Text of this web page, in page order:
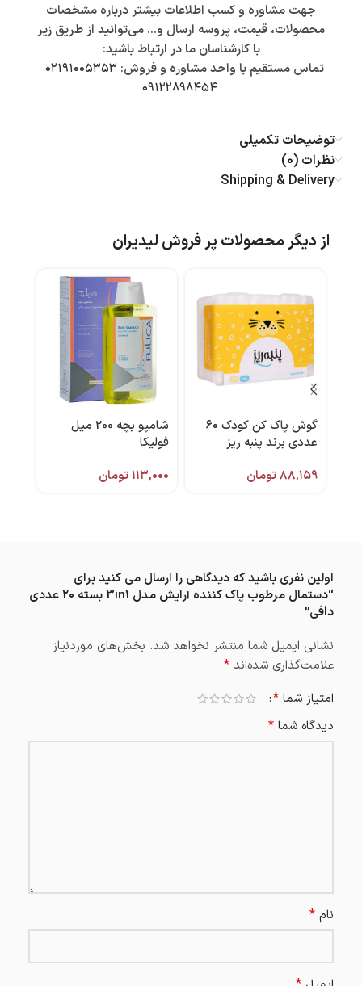
جهت مشاوره و کسب اطلاعات بیشتر درباره مشخصات
محصولات، قیمت، پروسه ارسال و… می‌توانید از طریق زیر
با کارشناسان ما در ارتباط باشید:
تماس مستقیم با واحد مشاوره و فروش: ۰۲۱۹۱۰۰۵۳۵۳–
۰۹۱۲۲۸۹۸۴۵۴
توضیحات تکمیلی
نظرات (0)
Shipping & Delivery
از دیگر محصولات پر فروش لیدیران
گوش پاک کن کودک ۶۰
عددی برند پنبه ریز
۸۸,۱۵۹تومان
شامپو بچه 200 میل
فولیکا
۱۱۳,۰۰۰تومان
اولین نفری باشید که دیدگاهی را ارسال می کنید برای
“دستمال مرطوب پاک کننده آرایش مدل 3in1 بسته ۲۰ عددی
دافی”
نشانی ایمیل شما منتشر نخواهد شد. بخش‌های موردنیاز
علامت‌گذاری شده‌اند *
امتیاز شما *
دیدگاه شما *
نام *